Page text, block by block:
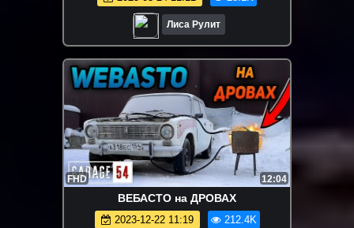
Лиса Рулит
FHD 12:04
ВЕБАСТО на ДРОВАХ
2023-12-22 11:19 212.4K